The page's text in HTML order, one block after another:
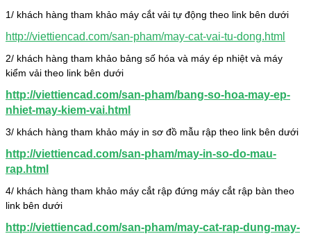
1/ khách hàng tham khảo máy cắt vải tự động theo link bên dưới
http://viettiencad.com/san-pham/may-cat-vai-tu-dong.html
2/ khách hàng tham khảo bảng số hóa và máy ép nhiệt và máy
kiểm vải theo link bên dưới
http://viettiencad.com/san-pham/bang-so-hoa-may-ep-
nhiet-may-kiem-vai.html
3/ khách hàng tham khảo máy in sơ đồ mẫu rập theo link bên dưới
http://viettiencad.com/san-pham/may-in-so-do-mau-
rap.html
4/ khách hàng tham khảo máy cắt rập đứng máy cắt rập bàn theo
link bên dưới
http://viettiencad.com/san-pham/may-cat-rap-dung-may-